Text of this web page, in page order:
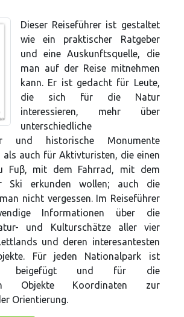
Dieser Reiseführer ist gestaltet
wie ein praktischer Ratgeber
und eine Auskunftsquelle, die
man auf der Reise mitnehmen
kann. Er ist gedacht für Leute,
die sich für die Natur
interessieren, mehr über
unterschiedliche
und historische Monumente
als auch für Aktivturisten, die einen
Fuβ, mit dem Fahrrad, mit dem
Ski erkunden wollen; auch die
nicht vergessen. Im Reiseführer
Informationen über die
und Kulturschätze aller vier
und deren interesantesten
Für jeden Nationalpark ist
beigefügt und für die
Objekte Koordinaten zur
Orientierung.